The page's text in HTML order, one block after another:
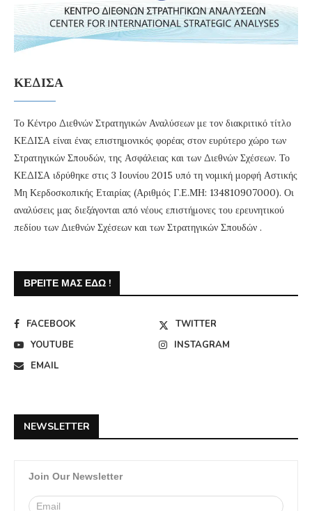
ΚΕΔΙΣΑ
Το Κέντρο Διεθνών Στρατηγικών Αναλύσεων με τον διακριτικό τίτλο
ΚΕΔΙΣΑ είναι ένας επιστημονικός φορέας στον ευρύτερο χώρο των
Στρατηγικών Σπουδών, της Ασφάλειας και των Διεθνών Σχέσεων. Το
ΚΕΔΙΣΑ ιδρύθηκε στις 3 Ιουνίου 2015 υπό τη νομική μορφή Αστικής
Μη Κερδοσκοπικής Εταιρίας (Αριθμός Γ.Ε.ΜΗ: 134810907000). Οι
αναλύσεις μας διεξάγονται από νέους επιστήμονες του ερευνητικού
πεδίου των Διεθνών Σχέσεων και των Στρατηγικών Σπουδών .
ΒΡΕΊΤΕ ΜΑΣ ΕΔΏ !
FACEBOOK
TWITTER
YOUTUBE
INSTAGRAM
EMAIL
NEWSLETTER
Join Our Newsletter